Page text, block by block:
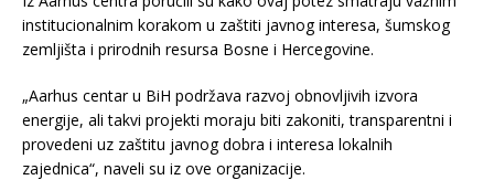
institucionalnim korakom u zaštiti javnog interesa, šumskog
zemljišta i prirodnih resursa Bosne i Hercegovine.
„Aarhus centar u BiH podržava razvoj obnovljivih izvora
energije, ali takvi projekti moraju biti zakoniti, transparentni i
provedeni uz zaštitu javnog dobra i interesa lokalnih
zajednica“, naveli su iz ove organizacije.